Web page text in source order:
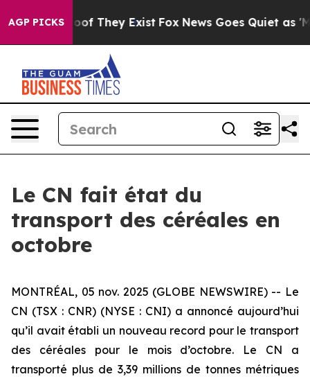
AGP PICKS
no Proof They Exist Fox News Goes Quiet as
Le CN fait état du
transport des céréales en
octobre
MONTRÉAL, 05 nov. 2025 (GLOBE NEWSWIRE) -- Le
CN (TSX : CNR) (NYSE : CNI) a annoncé aujourd’hui
qu’il avait établi un nouveau record pour le transport
des céréales pour le mois d’octobre. Le CN a
transporté plus de 3,39 millions de tonnes métriques